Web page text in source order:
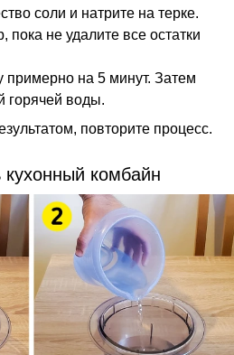
соли и натрите на терке.
пока не удалите все остатки
примерно на 5 минут. Затем
горячей воды.
повторите процесс.
кухонный комбайн